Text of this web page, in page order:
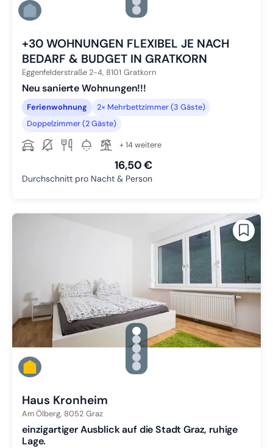
Zu Slide 4 wechseln
Zu Slide 5 wechseln
Zu Slide 6 wechseln
+30 WOHNUNGEN FLEXIBEL JE NACH
BEDARF & BUDGET IN GRATKORN
Eggenfelderstraße 2-4, 8101 Gratkorn
Neu sanierte Wohnungen!!!
Ferienwohnung
2× Mehrbettzimmer (3 Gäste)
Doppelzimmer (2 Gäste)
+ 14 weitere
16,50 €
Durchschnitt pro Nacht & Person
gallery.slide_selector
Zu Slide 1 wechseln
Zu Slide 2 wechseln
Zu Slide 3 wechseln
Zu Slide 4 wechseln
Zu Slide 5 wechseln
Haus Kronheim
Am Ölberg, 8052 Graz
einzigartiger Ausblick auf die Stadt Graz, ruhige
Lage.